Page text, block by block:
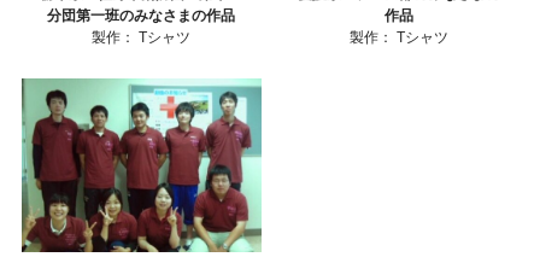
分団第一班のみなさまの作品
製作： Tシャツ
作品
製作： Tシャツ